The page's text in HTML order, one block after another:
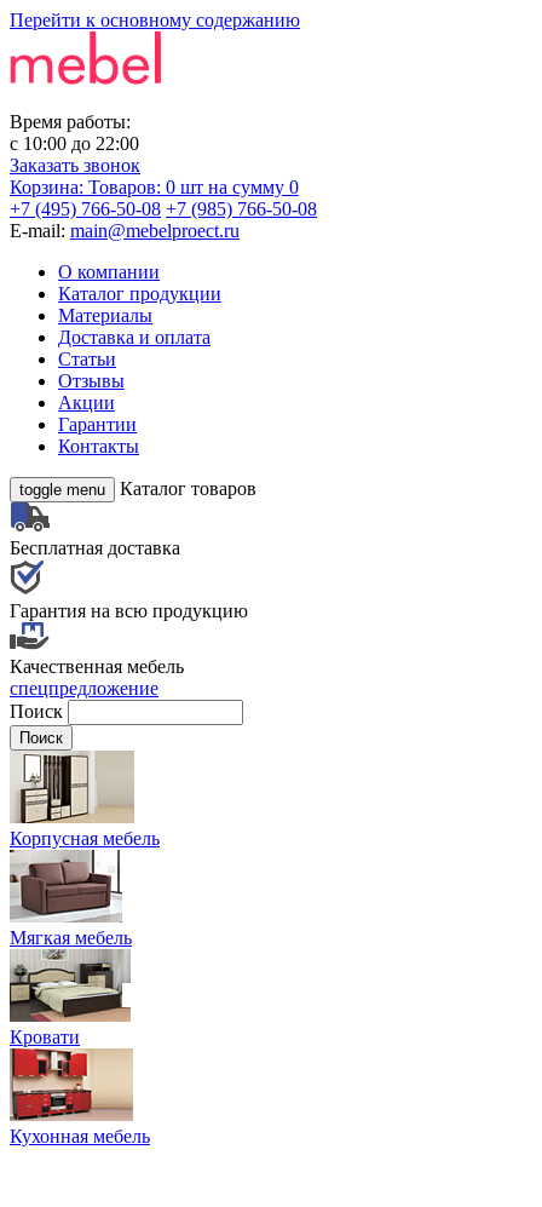
Перейти к основному содержанию
Время работы:
с 10:00 до 22:00
Заказать звонок
Корзина: Товаров: 0 шт на сумму 0
+7 (495) 766-50-08 +7 (985) 766-50-08
E-mail: main@mebelproect.ru
О компании
Каталог продукции
Материалы
Доставка и оплата
Статьи
Отзывы
Акции
Гарантии
Контакты
toggle menu Каталог товаров
Бесплатная доставка
Гарантия на всю продукцию
Качественная мебель
спецпредложение
Поиск
Корпусная мебель
Мягкая мебель
Кровати
Кухонная мебель